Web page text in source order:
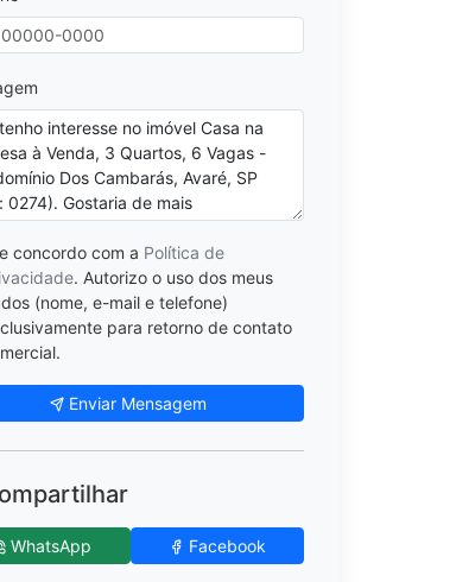
concordo com a Política de
. Autorizo o uso dos meus
(nome, e-mail e telefone)
para retorno de contato
Enviar Mensagem
WhatsApp Facebook